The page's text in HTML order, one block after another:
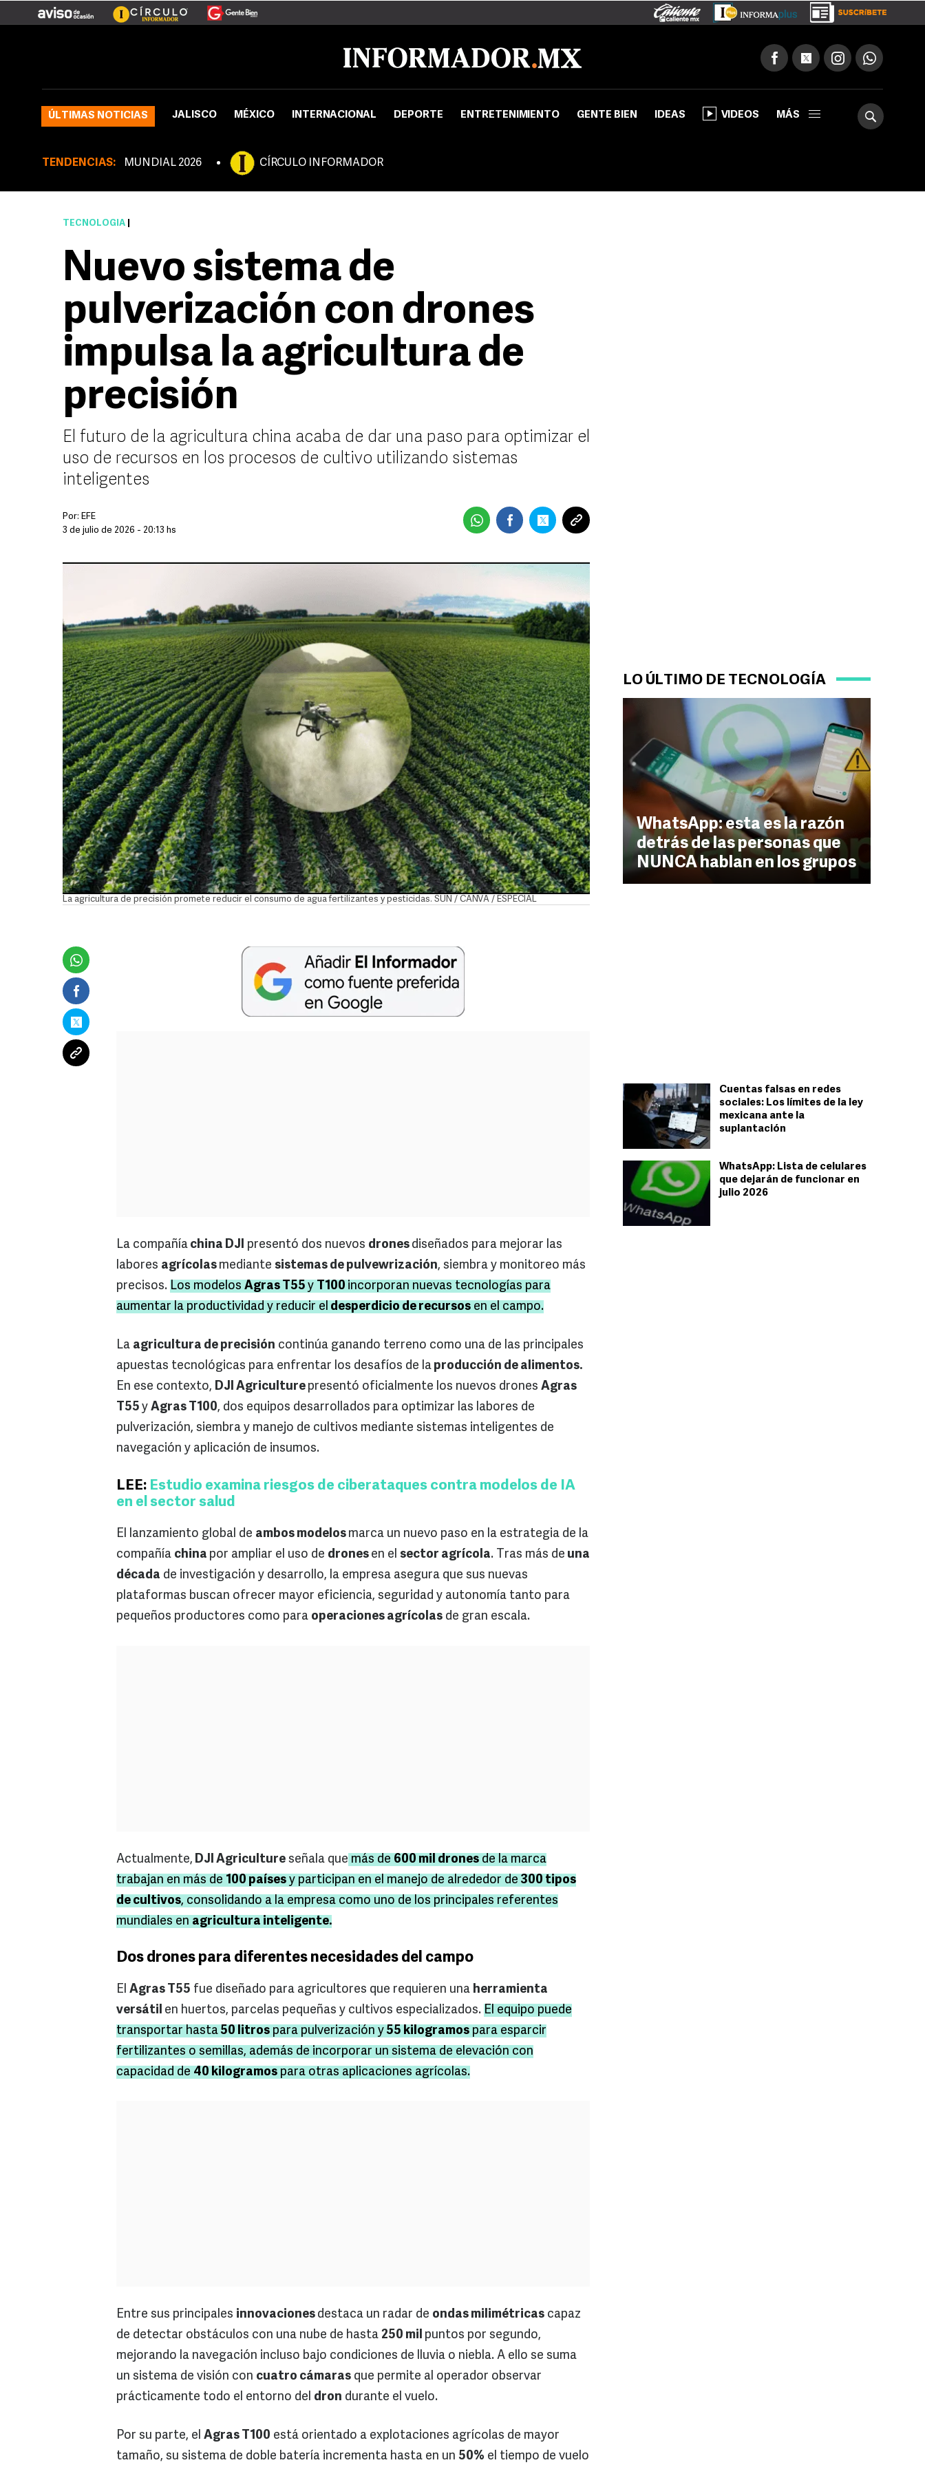
ÚLTIMAS NOTICIAS JALISCO MÉXICO INTERNACIONAL DEPORTE ENTRETENIMIENTO GENTE BIEN IDEAS VIDEOS MÁS
TENDENCIAS: MUNDIAL 2026 CÍRCULO INFORMADOR
LO ÚLTIMO DE TECNOLOGÍA
WhatsApp: esta es la razón
detrás de las personas que
NUNCA hablan en los grupos
Cuentas falsas en redes
sociales: Los límites de la ley
mexicana ante la
suplantación
WhatsApp: Lista de celulares
que dejarán de funcionar en
julio 2026
TECNOLOGÍA
Nuevo sistema de
pulverización con drones
impulsa la agricultura de
precisión
El futuro de la agricultura china acaba de dar una paso para optimizar el
uso de recursos en los procesos de cultivo utilizando sistemas
inteligentes
Por: EFE
3 de julio de 2026 - 20:13 hs
La agricultura de precisión promete reducir el consumo de agua fertilizantes y pesticidas. SUN / CANVA / ESPECIAL
La compañía china DJI presentó dos nuevos drones diseñados para mejorar las
labores agrícolas mediante sistemas de pulvewrización, siembra y monitoreo más
precisos. Los modelos Agras T55 y T100 incorporan nuevas tecnologías para
aumentar la productividad y reducir el desperdicio de recursos en el campo.
La agricultura de precisión continúa ganando terreno como una de las principales
apuestas tecnológicas para enfrentar los desafíos de la producción de alimentos.
En ese contexto, DJI Agriculture presentó oficialmente los nuevos drones Agras
T55 y Agras T100, dos equipos desarrollados para optimizar las labores de
pulverización, siembra y manejo de cultivos mediante sistemas inteligentes de
navegación y aplicación de insumos.
LEE: Estudio examina riesgos de ciberataques contra modelos de IA
en el sector salud
El lanzamiento global de ambos modelos marca un nuevo paso en la estrategia de la
compañía china por ampliar el uso de drones en el sector agrícola. Tras más de una
década de investigación y desarrollo, la empresa asegura que sus nuevas
plataformas buscan ofrecer mayor eficiencia, seguridad y autonomía tanto para
pequeños productores como para operaciones agrícolas de gran escala.
Actualmente, DJI Agriculture señala que más de 600 mil drones de la marca
trabajan en más de 100 países y participan en el manejo de alrededor de 300 tipos
de cultivos, consolidando a la empresa como uno de los principales referentes
mundiales en agricultura inteligente.
Dos drones para diferentes necesidades del campo
El Agras T55 fue diseñado para agricultores que requieren una herramienta
versátil en huertos, parcelas pequeñas y cultivos especializados. El equipo puede
transportar hasta 50 litros para pulverización y 55 kilogramos para esparcir
fertilizantes o semillas, además de incorporar un sistema de elevación con
capacidad de 40 kilogramos para otras aplicaciones agrícolas.
Entre sus principales innovaciones destaca un radar de ondas milimétricas capaz
de detectar obstáculos con una nube de hasta 250 mil puntos por segundo,
mejorando la navegación incluso bajo condiciones de lluvia o niebla. A ello se suma
un sistema de visión con cuatro cámaras que permite al operador observar
prácticamente todo el entorno del dron durante el vuelo.
Por su parte, el Agras T100 está orientado a explotaciones agrícolas de mayor
tamaño, su sistema de doble batería incrementa hasta en un 50% el tiempo de vuelo